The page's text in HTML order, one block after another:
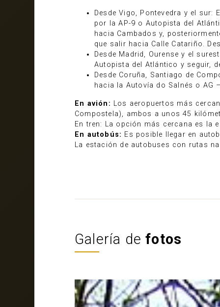
Desde Vigo, Pontevedra y el sur:
por la AP-9 o Autopista del
hacia Cambados y,
que salir hacia Calle Catariño.
Desde Madrid, Ourense y el
Autopista del Atlántico y seguir,
Desde Coruña, Santiago de
hacia la Autovía do Salnés o AG
En avión: Los aeropuertos más
Compostela), ambos a unos 45
En tren: La opción más cercana es la
En autobús: Es posible llegar en
La estación de autobuses con rutas
Galería defotos